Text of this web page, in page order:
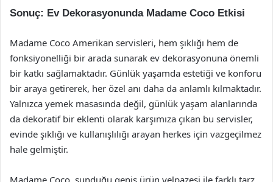
Sonuç: Ev Dekorasyonunda Madame Coco Etkisi
Madame Coco Amerikan servisleri, hem şıklığı hem de
fonksiyonelliği bir arada sunarak ev dekorasyonuna önemli
bir katkı sağlamaktadır. Günlük yaşamda estetiği ve konforu
bir araya getirerek, her özel anı daha da anlamlı kılmaktadır.
Yalnızca yemek masasında değil, günlük yaşam alanlarında
da dekoratif bir eklenti olarak karşımıza çıkan bu servisler,
evinde şıklığı ve kullanışlılığı arayan herkes için vazgeçilmez
hale gelmiştir.
Madame Coco, sunduğu geniş ürün yelpazesi ile farklı tarz